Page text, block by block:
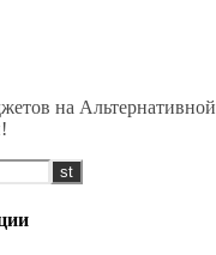
на Альтернативной